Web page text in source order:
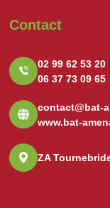
Contact
02 99 62 53 20
06 37 73 09 65
contact@bat-
www.bat-
ZA